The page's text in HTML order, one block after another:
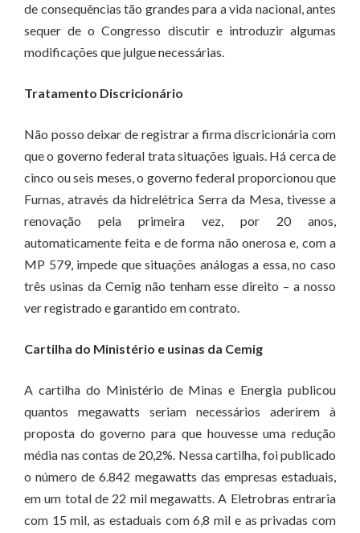
de consequências tão grandes para a vida nacional, antes
sequer de o Congresso discutir e introduzir algumas
modificações que julgue necessárias.
Tratamento Discricionário
Não posso deixar de registrar a firma discricionária com
que o governo federal trata situações iguais. Há cerca de
cinco ou seis meses, o governo federal proporcionou que
Furnas, através da hidrelétrica Serra da Mesa, tivesse a
renovação pela primeira vez, por 20 anos,
automaticamente feita e de forma não onerosa e, com a
MP 579, impede que situações análogas a essa, no caso
três usinas da Cemig não tenham esse direito – a nosso
ver registrado e garantido em contrato.
Cartilha do Ministério e usinas da Cemig
A cartilha do Ministério de Minas e Energia publicou
quantos megawatts seriam necessários aderirem à
proposta do governo para que houvesse uma redução
média nas contas de 20,2%. Nessa cartilha, foi publicado
o número de 6.842 megawatts das empresas estaduais,
em um total de 22 mil megawatts. A Eletrobras entraria
com 15 mil, as estaduais com 6,8 mil e as privadas com